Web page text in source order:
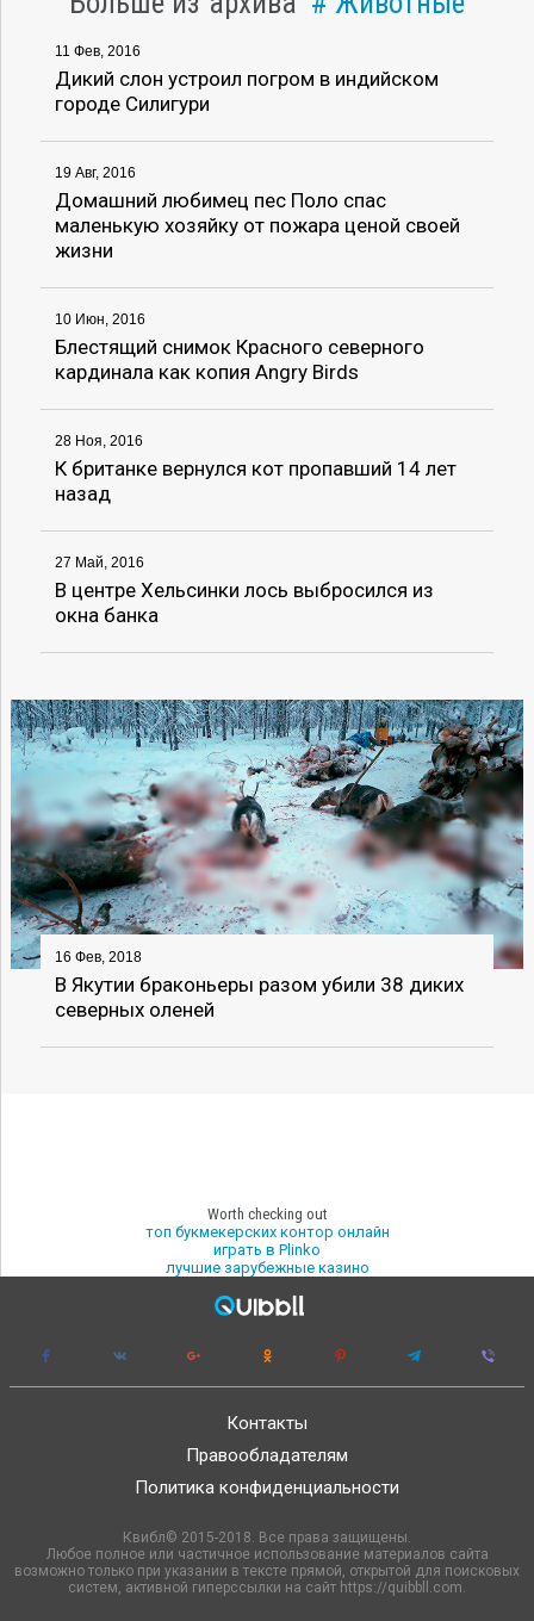
11 Фев, 2016
Дикий слон устроил погром в индийском
городе Силигури
19 Авг, 2016
Домашний любимец пес Поло спас
маленькую хозяйку от пожара ценой своей
жизни
10 Июн, 2016
Блестящий снимок Красного северного
кардинала как копия Angry Birds
28 Ноя, 2016
К британке вернулся кот пропавший 14 лет
назад
27 Май, 2016
В центре Хельсинки лось выбросился из
окна банка
16 Фев, 2018
В Якутии браконьеры разом убили 38 диких
северных оленей
Worth checking out
топ букмекерских контор онлайн
играть в Plinko
лучшие зарубежные казино
Контакты
Правообладателям
Политика конфиденциальности
Квибл© 2015-2018. Все права защищены.
Любое полное или частичное использование материалов сайта
возможно только при указании в тексте прямой, открытой для поисковых
систем, активной гиперссылки на сайт https://quibbll.com.